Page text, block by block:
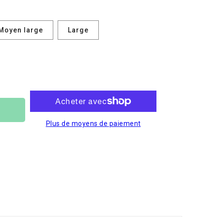
large Large
Plus de moyens de paiement